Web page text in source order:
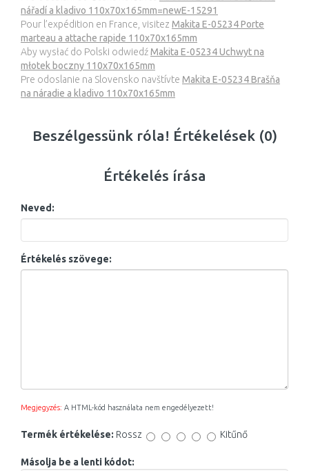
nářadí a kladivo 110x70x165mm=newE-15291
Pour l’expédition en France, visitez Makita E-05234 Porte
marteau a attache rapide 110x70x165mm
Aby wysłać do Polski odwiedźMakita E-05234 Uchwyt na
młotek boczny 110x70x165mm
Pre odoslanie na Slovensko navštívte Makita E-05234 Brašňa
na náradie a kladivo 110x70x165mm
Beszélgessünk róla! Értékelések (0)
Értékelés írása
Neved:
Értékelés szövege:
Megjegyzés: A HTML-kód használata nem engedélyezett!
Termék értékelése: Rossz Kitűnő
Másolja be a lenti kódot: